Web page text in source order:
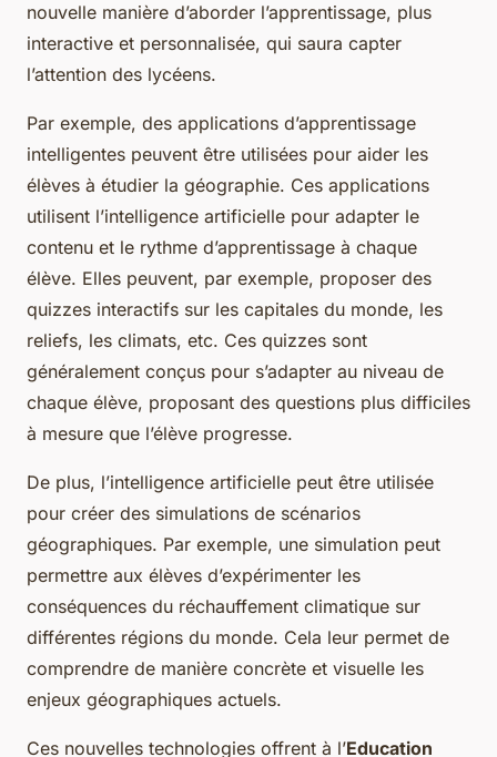
nouvelle manière d’aborder l’apprentissage, plus
interactive et personnalisée, qui saura capter
l’attention des lycéens.
Par exemple, des applications d’apprentissage
intelligentes peuvent être utilisées pour aider les
élèves à étudier la géographie. Ces applications
utilisent l’intelligence artificielle pour adapter le
contenu et le rythme d’apprentissage à chaque
élève. Elles peuvent, par exemple, proposer des
quizzes interactifs sur les capitales du monde, les
reliefs, les climats, etc. Ces quizzes sont
généralement conçus pour s’adapter au niveau de
chaque élève, proposant des questions plus difficiles
à mesure que l’élève progresse.
De plus, l’intelligence artificielle peut être utilisée
pour créer des simulations de scénarios
géographiques. Par exemple, une simulation peut
permettre aux élèves d’expérimenter les
conséquences du réchauffement climatique sur
différentes régions du monde. Cela leur permet de
comprendre de manière concrète et visuelle les
enjeux géographiques actuels.
Ces nouvelles technologies offrent à l’Education